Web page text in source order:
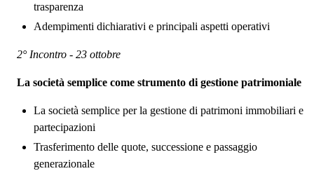
trasparenza
Adempimenti dichiarativi e principali aspetti operativi
2° Incontro - 23 ottobre
La società semplice come strumento di gestione patrimoniale
La società semplice per la gestione di patrimoni immobiliari e
partecipazioni
Trasferimento delle quote, successione e passaggio
generazionale